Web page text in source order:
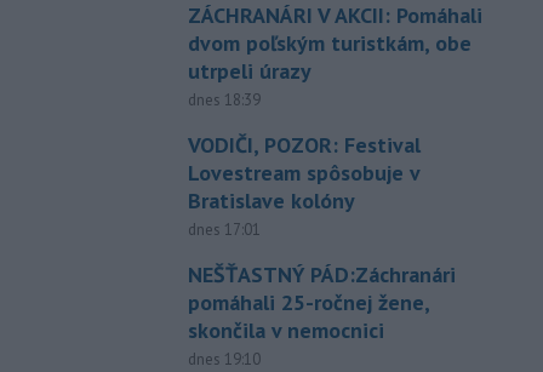
ZÁCHRANÁRI V AKCII: Pomáhali
dvom poľským turistkám, obe
utrpeli úrazy
dnes 18:39
VODIČI, POZOR: Festival
Lovestream spôsobuje v
Bratislave kolóny
dnes 17:01
NEŠŤASTNÝ PÁD:Záchranári
pomáhali 25-ročnej žene,
skončila v nemocnici
dnes 19:10